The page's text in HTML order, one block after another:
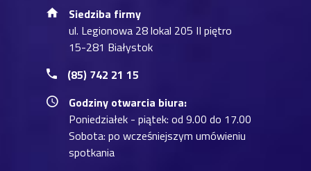
Siedziba firmy
ul. Legionowa 28 lokal 205 II piętro
15-281 Białystok
(85) 742 21 15
Godziny otwarcia biura:
Poniedziałek - piątek: od 9.00 do 17.00
Sobota: po wcześniejszym umówieniu
spotkania